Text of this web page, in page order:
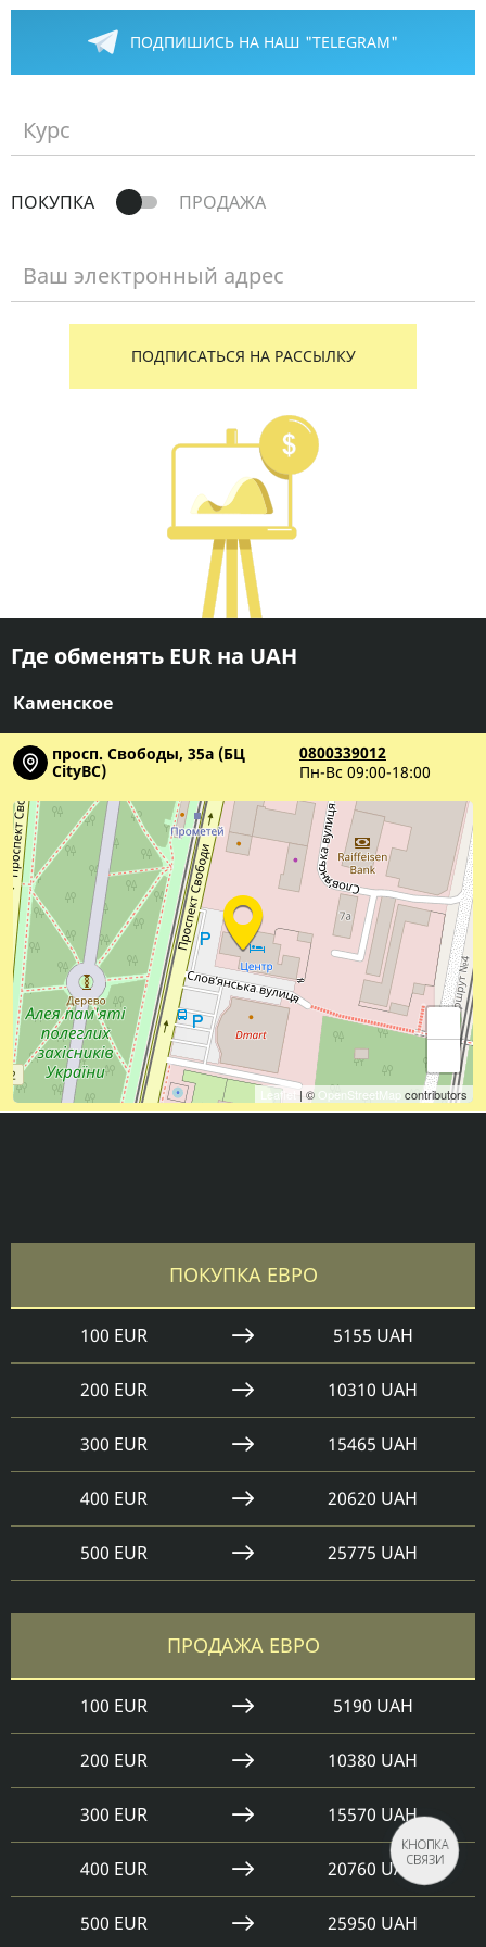
ПОДПИШИСЬ НА НАШ "TELEGRAM"
Курс
ПОКУПКА ПРОДАЖА
Ваш электронный адрес
ПОДПИСАТЬСЯ НА РАССЫЛКУ
Где обменять EUR на UAH
Каменское
просп. Свободы, 35а (БЦ
CityBC)
0800339012
Пн-Вс 09:00-18:00
Leaflet | © OpenStreetMap contributors
ПОКУПКА ЕВРО
100 EUR 5155 UAH
200 EUR 10310 UAH
300 EUR 15465 UAH
400 EUR 20620 UAH
500 EUR 25775 UAH
ПРОДАЖА ЕВРО
100 EUR 5190 UAH
200 EUR 10380 UAH
300 EUR 15570 UAH
400 EUR 20760 UAH
500 EUR 25950 UAH
КНОПКА
СВЯЗИ